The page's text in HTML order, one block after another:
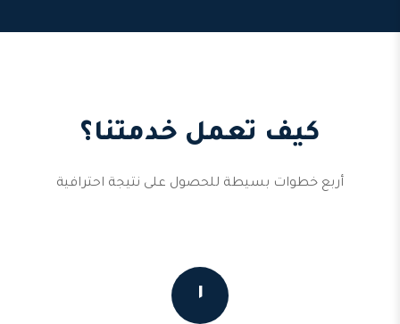
كيف تعمل خدمتنا؟
أربع خطوات بسيطة للحصول على نتيجة احترافية
١